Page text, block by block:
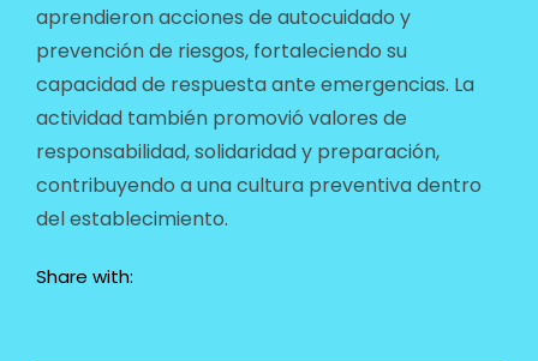
aprendieron acciones de autocuidado y
prevención de riesgos, fortaleciendo su
capacidad de respuesta ante emergencias. La
actividad también promovió valores de
responsabilidad, solidaridad y preparación,
contribuyendo a una cultura preventiva dentro
del establecimiento.
Share with: